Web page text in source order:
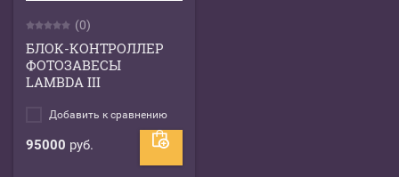
(0)
БЛОК-КОНТРОЛЛЕР
ФОТОЗАВЕСЫ
LAMBDA III
Добавить к сравнению
95000 руб.